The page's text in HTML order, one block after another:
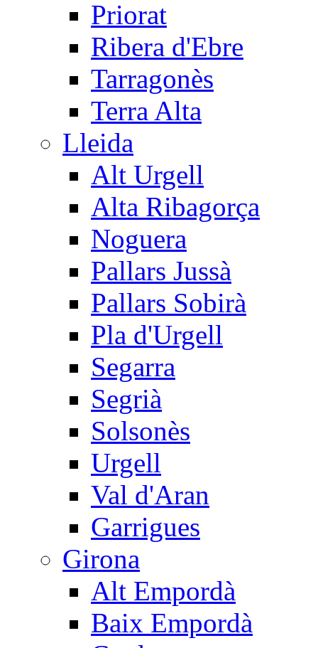
Priorat
Ribera d'Ebre
Tarragonès
Terra Alta
Lleida
Alt Urgell
Alta Ribagorça
Noguera
Pallars Jussà
Pallars Sobirà
Pla d'Urgell
Segarra
Segrià
Solsonès
Urgell
Val d'Aran
Garrigues
Girona
Alt Empordà
Baix Empordà